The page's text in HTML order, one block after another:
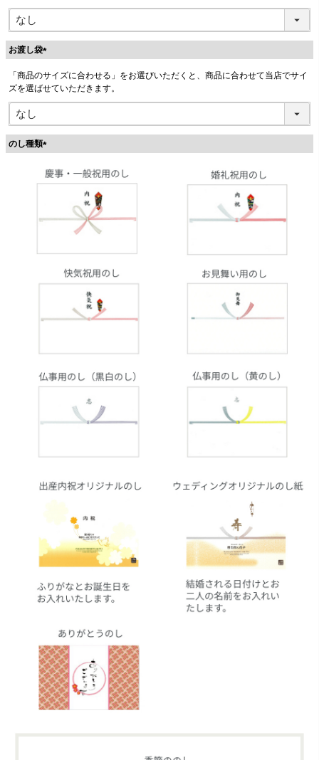
お渡し袋
必
須
)
「商品のサイズに合わせる」をお選びいただくと、商品に合わせて当店でサイ
ズを選ばせていただきます。
のし種類
必
須